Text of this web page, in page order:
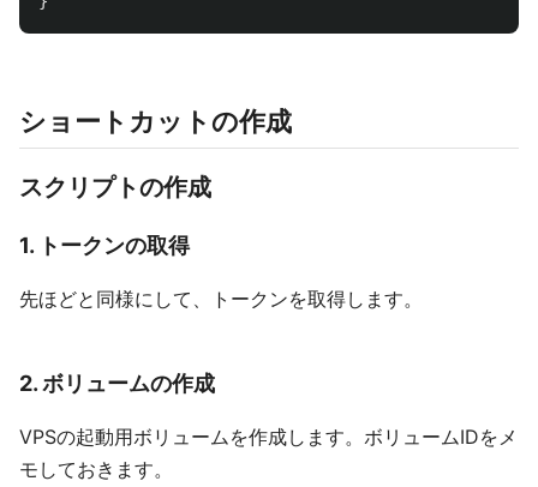
ショートカットの作成
スクリプトの作成
1. トークンの取得
先ほどと同様にして、トークンを取得します。
2. ボリュームの作成
VPSの起動用ボリュームを作成します。ボリュームIDをメ
モしておきます。